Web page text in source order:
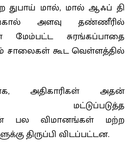
துபாய் மால், மால் ஆஃப் தி
அளவு தண்ணீரில்
சுரங்கப்பாதை
சாலைகள் கூட வெள்ளத்தில்
அதிகாரிகள் அதன்
மட்டுப்படுத்த
பல விமானங்கள் மற்ற
திருப்பி விடப்பட்டன.